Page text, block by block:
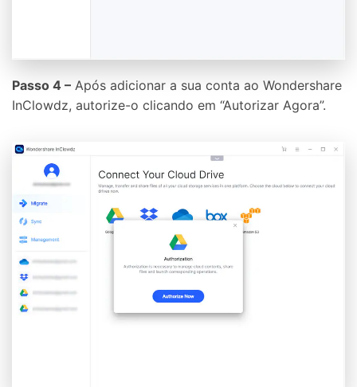
Passo 4 – Após adicionar a sua conta ao Wondershare
InClowdz, autorize-o clicando em “Autorizar Agora”.